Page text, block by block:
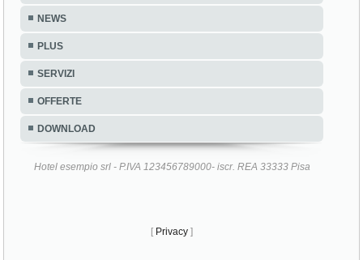
NEWS
PLUS
SERVIZI
OFFERTE
DOWNLOAD
Hotel esempio srl - P.IVA 123456789000- iscr. REA 33333 Pisa
[ Privacy ]